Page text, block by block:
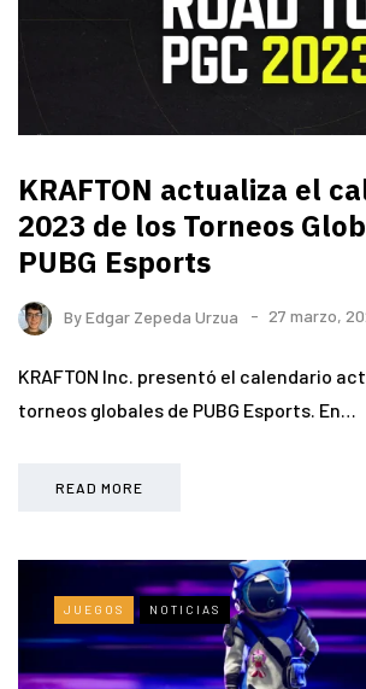
KRAFTON actualiza el
2023 de los Torneos
PUBG Esports
ByEdgar Zepeda Urzua 27 marzo,
KRAFTON Inc. presentó el calendario
torneos globales de PUBG Esports. En…
READ MORE
JUEGOS NOTICIAS